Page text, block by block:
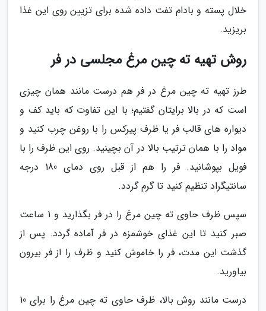
خلال پسته و بادام تفت داده شده برای تزیین روی این غذا
بریزید.
روش تهیه ته چین مرغ مجلسی در فر
طرز تهیه ته چین مرغ در فر هم درست مانند همان چیزی
است که در بالا برایتان گفتیم؛ با این تفاوت که باید کف و
دیواره های قالب فر یا ظرف پیرکس را با روغن چرب کنید و
مواد را با همان ترتیب بالا در آن بچینید. روی این ظرف را با
فویل بپوشانید. فر را هم از قبل روی دمای 180 درجه
سانتیگراد تنظیم کنید تا گرم گردد.
سپس ظرف حاوی ته چین مرغ را در فر بگذارید و 1 ساعت
صبر کنید تا این غذای خوشمزه در فر آماده گردد. پس از
گذشت این مدت، فر را خاموش کنید و ظرف را از فر بیرون
بیاورید.
درست مانند روش بالا، ظرف حاوی ته چین مرغ را برای 10